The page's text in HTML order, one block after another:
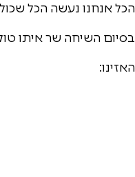
הכל אנחנו נעשה הכל
בסיום השיחה שר איתו
האזינו: